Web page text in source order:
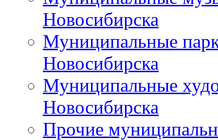
Новосибирска
Муниципальные
Новосибирска
Муниципальные
Новосибирска
Прочие